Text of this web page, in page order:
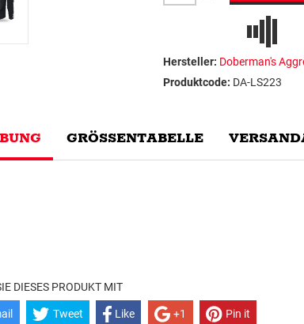
Hersteller: Doberman's
Produktcode: DA-LS223
GRÖSSENTABELLE
DIESES PRODUKT MIT
Tweet Like +1 Pin it